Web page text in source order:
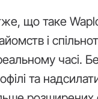
що таке
і
часі.
та